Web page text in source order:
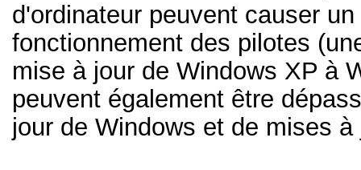
d'ordinateur peuvent causer
fonctionnement des pilotes
mise à jour de Windows XP à
peuvent également être
jour de Windows et de mises